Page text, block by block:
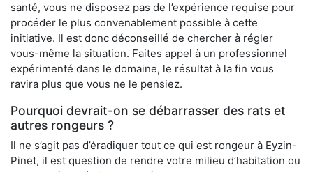
santé, vous ne disposez pas de l’expérience requise pour
procéder le plus convenablement possible à cette
initiative. Il est donc déconseillé de chercher à régler
vous-même la situation. Faites appel à un professionnel
expérimenté dans le domaine, le résultat à la fin vous
ravira plus que vous ne le pensiez.
Pourquoi devrait-on se débarrasser des rats et
autres rongeurs ?
Il ne s’agit pas d’éradiquer tout ce qui est rongeur à Eyzin-
Pinet, il est question de rendre votre milieu d’habitation ou